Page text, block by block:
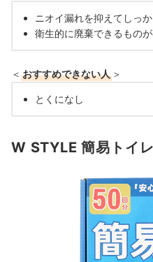
ニオイ漏れを抑えてしっ
衛生的に廃棄できるもの
＜ おすすめできない人 ＞
とくになし
W STYLE 簡易トイ